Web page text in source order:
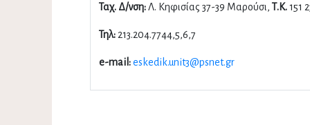
Ταχ. Δ/νση:Λ. Κηφισίας 37-39 Μαρούσι, Τ.Κ.151
Τηλ: 213.204.7744,5,6,7
e-mail:eskedik.unit3@psnet.gr